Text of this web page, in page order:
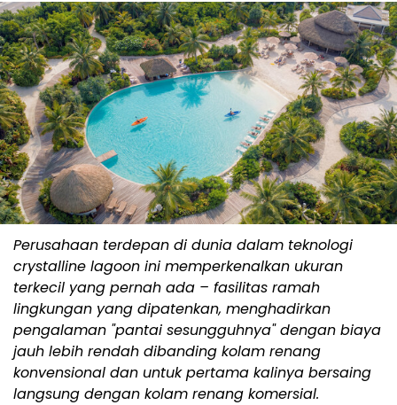
Perusahaan terdepan di dunia dalam teknologi
crystalline lagoon ini memperkenalkan ukuran
terkecil yang pernah ada – fasilitas ramah
lingkungan yang dipatenkan, menghadirkan
pengalaman "pantai sesungguhnya" dengan biaya
jauh lebih rendah dibanding kolam renang
konvensional dan untuk pertama kalinya bersaing
langsung dengan kolam renang komersial.